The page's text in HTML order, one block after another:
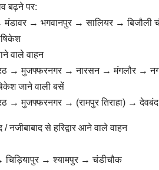
बढ़ने पर:
मंडावर → भगवानपुर → सालियर →
वाले वाहन
→ मुजफ्फरनगर → नारसन → मंगलौर →
जाने वाली बसें
→ मुजफ्फरनगर → (रामपुर तिराहा) →
/ नजीबाबाद से हरिद्वार आने वाले वाहन
चिड़ियापुर → श्यामपुर → चंडीचौक